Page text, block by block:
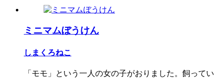
ミニマムぼうけん
しまくろねこ
「モモ」という一人の女の子がおりました。飼ってい